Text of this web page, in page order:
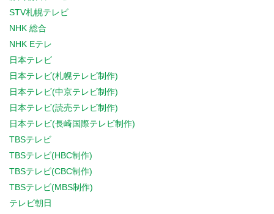
STV札幌テレビ
NHK 総合
NHK Eテレ
日本テレビ
日本テレビ(札幌テレビ制作)
日本テレビ(中京テレビ制作)
日本テレビ(読売テレビ制作)
日本テレビ(長崎国際テレビ制作)
TBSテレビ
TBSテレビ(HBC制作)
TBSテレビ(CBC制作)
TBSテレビ(MBS制作)
テレビ朝日